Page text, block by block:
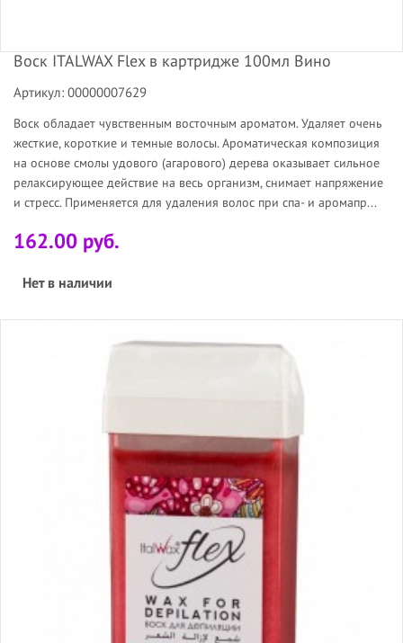
Воск ITALWAX Flex в картридже 100мл Вино
Артикул: 00000007629
Воск обладает чувственным восточным ароматом. Удаляет очень
жесткие, короткие и темные волосы. Ароматическая композиция
на основе смолы удового (агарового) дерева оказывает сильное
релаксирующее действие на весь организм, снимает напряжение
и стресс. Применяется для удаления волос при спа- и аромапр...
162.00 руб.
Нет в наличии